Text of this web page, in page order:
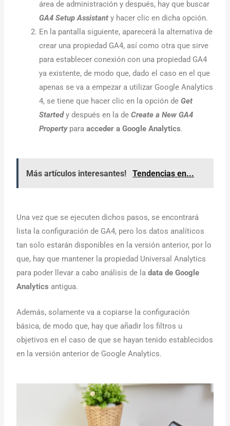
área de administración y después, hay que buscar
GA4 Setup Assistant y hacer clic en dicha opción.
En la pantalla siguiente, aparecerá la alternativa de
crear una propiedad GA4, así como otra que sirve
para establecer conexión con una propiedad GA4
ya existente, de modo que, dado el caso en el que
apenas se va a empezar a utilizar Google Analytics
4, se tiene que hacer clic en la opción deGet
Startedy después en la deCreate a New GA4
Propertyparaacceder a Google Analytics.
Más artículos interesantes! Tendencias en...
Una vez que se ejecuten dichos pasos, se encontrará
lista la configuración de GA4, pero los datos analíticos
tan solo estarán disponibles en la versión anterior, por lo
que, hay que mantener la propiedad Universal Analytics
para poder llevar a cabo análisis de ladata de Google
Analytics antigua.
Además, solamente va a copiarse la configuración
básica, de modo que, hay que añadir los filtros u
objetivos en el caso de que se hayan tenido establecidos
en la versión anterior de Google Analytics.